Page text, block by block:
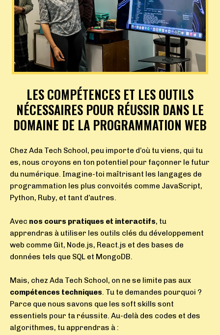
LES COMPÉTENCES ET LES OUTILS
NÉCESSAIRES POUR RÉUSSIR DANS LE
DOMAINE DE LA PROGRAMMATION WEB
Chez Ada Tech School, peu importe d’où tu viens, qui tu
es, nous croyons en ton potentiel pour façonner le futur
du numérique. Imagine-toi maîtrisant les langages de
programmation les plus convoités comme JavaScript,
Python, Ruby, et tant d’autres.
Avec nos cours pratiques et interactifs, tu
apprendras à utiliser les outils clés du développement
web comme Git, Node.js, React.js et des bases de
données tels que SQL et MongoDB.
Mais, chez Ada Tech School, on ne se limite pas aux
compétences techniques. Tu te demandes pourquoi ?
Parce que nous savons que les soft skills sont
essentiels pour ta réussite. Au-delà des codes et des
algorithmes, tu apprendras à :